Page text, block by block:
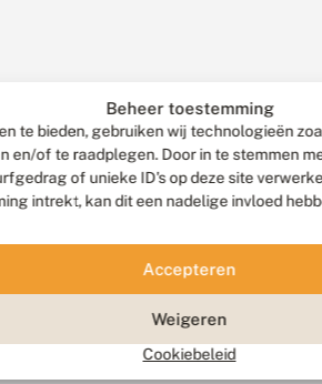
Beheer toestemming
te bieden, gebruiken wij technologieën
en/of te raadplegen. Door in te stemmen
of unieke ID's op deze site
intrekt, kan dit een nadelige invloed
Accepteren
Weigeren
Cookiebeleid